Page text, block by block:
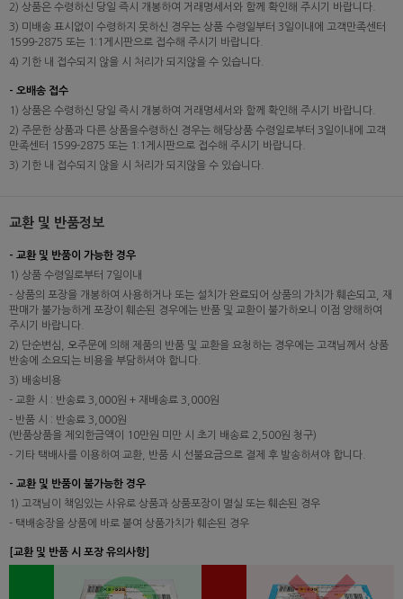
2) 상품은 수령하신 당일 즉시 개봉하여 거래명세서와 함께 확인해 주시기 바랍니다.
3) 미배송 표시없이 수령하지 못하신 경우는 상품 수령일부터 3일이내에 고객만족센터
1599-2875 또는 1:1게시판으로 접수해 주시기 바랍니다.
4) 기한 내 접수되지 않을 시 처리가 되지않을 수 있습니다.
- 오배송 접수
1) 상품은 수령하신 당일 즉시 개봉하여 거래명세서와 함께 확인해 주시기 바랍니다.
2) 주문한 상품과 다른 상품을수령하신 경우는 해당상품 수령일로부터 3일이내에 고객
만족센터 1599-2875 또는 1:1게시판으로 접수해 주시기 바랍니다.
3) 기한 내 접수되지 않을 시 처리가 되지않을 수 있습니다.
교환 및 반품정보
- 교환 및 반품이 가능한 경우
1) 상품 수령일로부터 7일이내
- 상품의 포장을 개봉하여 사용하거나 또는 설치가 완료되어 상품의 가치가 훼손되고, 재
판매가 불가능하게 포장이 훼손된 경우에는 반품 및 교환이 불가하오니 이점 양해하여
주시기 바랍니다.
2) 단순변심, 오주문에 의해 제품의 반품 및 교환을 요청하는 경우에는 고객님께서 상품
반송에 소요되는 비용을 부담하셔야 합니다.
3) 배송비용
- 교환 시 : 반송료 3,000원 + 재배송료 3,000원
- 반품 시 : 반송료 3,000원
(반품상품을 제외한금액이 10만원 미만 시 초기 배송료 2,500원 청구)
- 기타 택배사를 이용하여 교환, 반품 시 선불요금으로 결제 후 발송하셔야 합니다.
- 교환 및 반품이 불가능한 경우
1) 고객님이 책임있는 사유로 상품과 상품포장이 멸실 또는 훼손된 경우
- 택배송장을 상품에 바로 붙여 상품가치가 훼손된 경우
[교환 및 반품 시 포장 유의사항]